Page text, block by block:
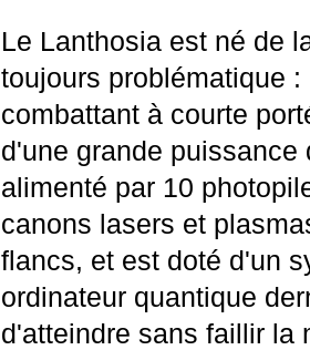
Le Lanthosia est né de
toujours problématique
combattant à courte
d'une grande
alimenté par 10
canons lasers et
flancs, et est doté d'un
ordinateur quantique
d'atteindre sans faillir la